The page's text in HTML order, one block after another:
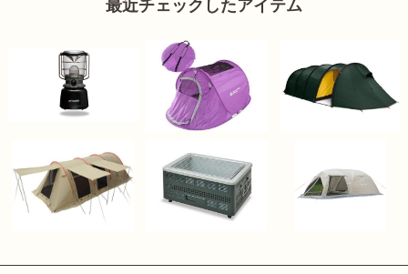
最近チェックしたアイテム